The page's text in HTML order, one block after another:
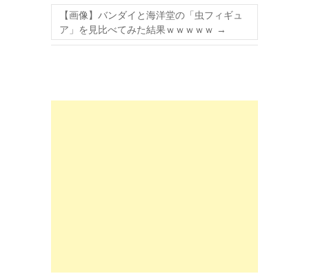
【画像】バンダイと海洋堂の「虫フィギュ
ア」を見比べてみた結果ｗｗｗｗｗ →